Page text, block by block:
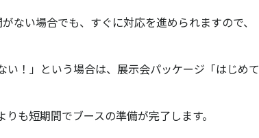
ない場合でも、すぐに対応を進められますので、
！」という場合は、展示会パッケージ「はじめて
も短期間でブースの準備が完了します。